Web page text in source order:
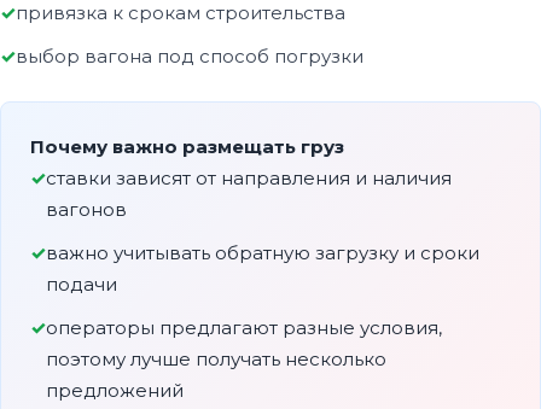
привязка к срокам строительства
выбор вагона под способ погрузки
Почему важно размещать груз
ставки зависят от направления и наличия
вагонов
важно учитывать обратную загрузку и сроки
подачи
операторы предлагают разные условия,
поэтому лучше получать несколько
предложений